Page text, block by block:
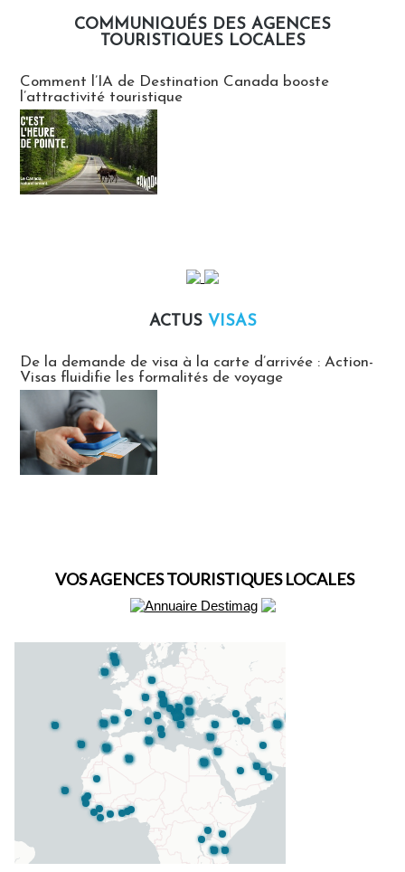
COMMUNIQUÉS DES AGENCES
TOURISTIQUES LOCALES
Comment l’IA de Destination Canada booste
l’attractivité touristique
ACTUS VISAS
De la demande de visa à la carte d’arrivée : Action-
Visas fluidifie les formalités de voyage
VOS AGENCES TOURISTIQUES LOCALES